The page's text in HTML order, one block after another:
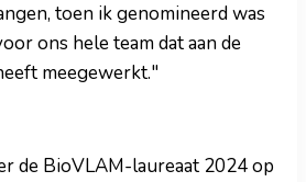
toen ik genomineerd was
ons hele team dat aan de
meegewerkt."
de BioVLAM-laureaat 2024 op